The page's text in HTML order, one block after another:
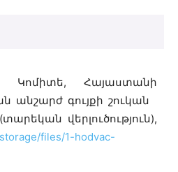
Կոմիտե, Հայաստանի
անշարժ գույքի շուկան
վերլուծություն),
files/1-hodvac-